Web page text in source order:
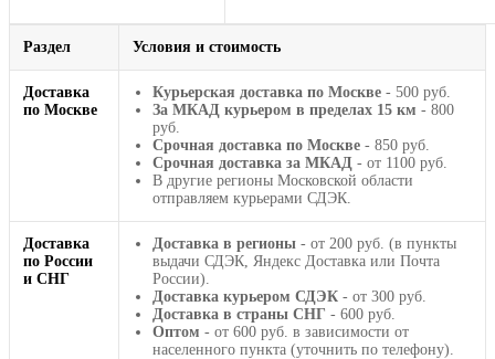
Раздел Условия и стоимость
Доставка
по Москве
Курьерская доставка по Москве - 500 руб.
За МКАД курьером в пределах 15 км - 800
руб.
Срочная доставка по Москве - 850 руб.
Срочная доставка за МКАД - от 1100 руб.
В другие регионы Московской области
отправляем курьерами СДЭК.
Доставка
по России
и СНГ
Доставка в регионы - от 200 руб. (в пункты
выдачи СДЭК, Яндекс Доставка или Почта
России).
Доставка курьером СДЭК - от 300 руб.
Доставка в страны СНГ - 600 руб.
Оптом - от 600 руб. в зависимости от
населенного пункта (уточнить по телефону).